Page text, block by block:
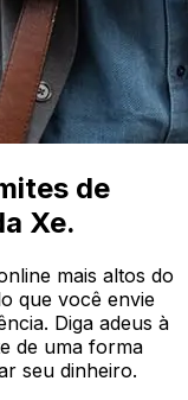
de
Xe.
mais altos do
que você envie
Diga adeus à
de uma forma
seu dinheiro.